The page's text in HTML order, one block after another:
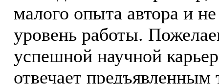
малого опыта автора и
уровень работы.
успешной научной
отвечает предъявленным